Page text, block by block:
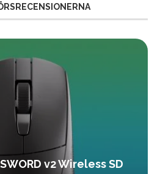
v2 Wireless SD